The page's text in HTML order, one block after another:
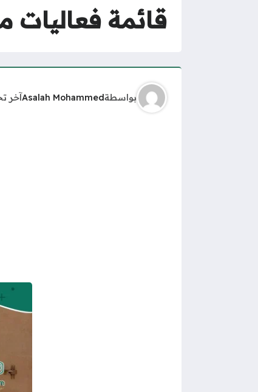
قائمة فعاليات
بواسطةAsalah Mohammedآخر